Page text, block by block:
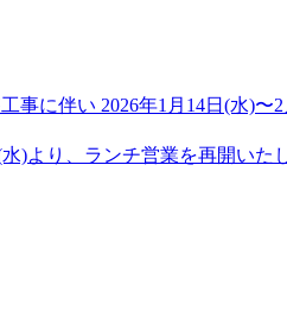
事に伴い 2026年1月14日(水)
)より、ランチ営業を再開いた